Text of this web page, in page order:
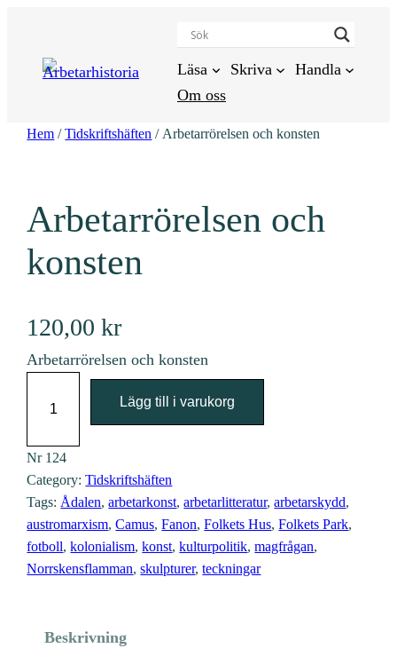
innehåll
Läsa Skriva
Handla
Om oss
Hem /Tidskriftshäften / Arbetarrörelsen och konsten
Arbetarrörelsen och
konsten
120,00kr
Arbetarrörelsen och konsten
e
t
a
r
r
Lägg till i varukorg
Nr 124
Category:Tidskriftshäften
Tags: Ådalen, arbetarkonst, arbetarlitteratur, arbetarskydd
austromarxism, Camus, Fanon, Folkets Hus, Folkets Park
fotboll, kolonialism, konst, kulturpolitik, magfrågan
Norrskensflamman, skulpturer, teckningar
Beskrivning